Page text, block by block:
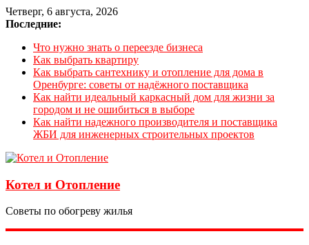
Четверг, 6 августа, 2026
Последние:
Что нужно знать о переезде бизнеса
Как выбрать квартиру
Как выбрать сантехнику и отопление для дома в
Оренбурге: советы от надёжного поставщика
Как найти идеальный каркасный дом для жизни за
городом и не ошибиться в выборе
Как найти надежного производителя и поставщика
ЖБИ для инженерных строительных проектов
Котел и Отопление
Советы по обогреву жилья